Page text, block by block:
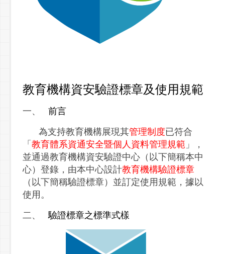
教育機構資安驗證標章及使用規範
一、 前言
為支持教育機構展現其管理制度已符合
「 教育體系資通安全暨個人資料管理規範 」，
並通過教育機構資安驗證中心（以下簡稱本中
心）登錄，由本中心設計教育機構驗證標章
（以下簡稱驗證標章）並訂定使用規範，據以
使用。
二、 驗證標章之標準式樣